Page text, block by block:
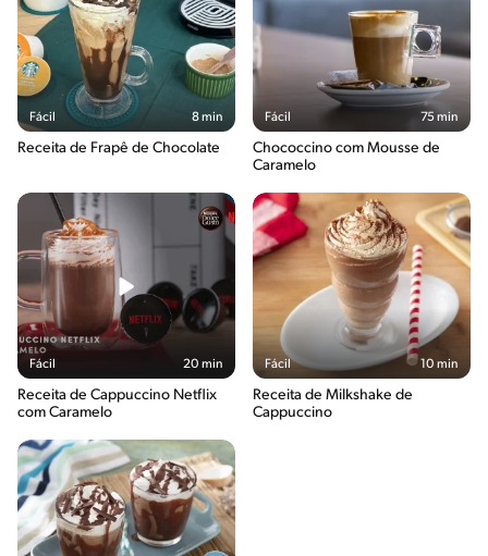
Fácil 8 min
Receita de Frapê de Chocolate
Fácil 75 min
Chococcino com Mousse de
Caramelo
Fácil 20 min
Receita de Cappuccino Netflix
com Caramelo
Fácil 10 min
Receita de Milkshake de
Cappuccino